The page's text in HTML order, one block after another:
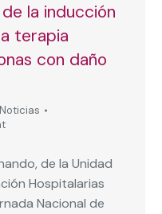
la inducción
terapia
con daño
Noticias
de la Unidad
Hospitalarias
Nacional de